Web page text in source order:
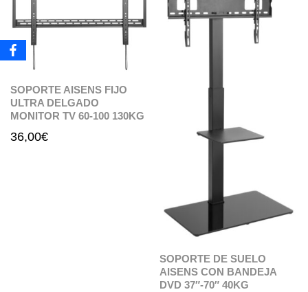
SOPORTE AISENS FIJO
ULTRA DELGADO
MONITOR TV 60-100 130KG
36,00€
SOPORTE DE SUELO
AISENS CON BANDEJA
DVD 37″-70″ 40KG